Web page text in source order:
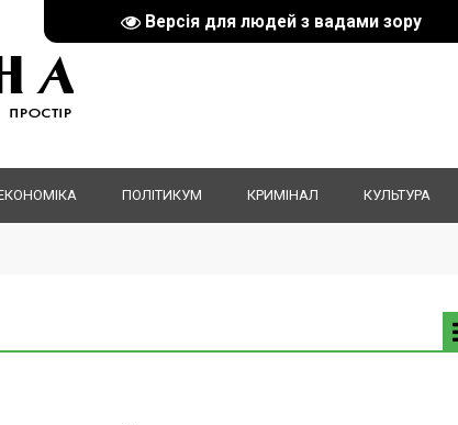
Версія для людей з вадами зору
ПОЛІТИКУМ КРИМІНАЛ КУЛЬТУРА